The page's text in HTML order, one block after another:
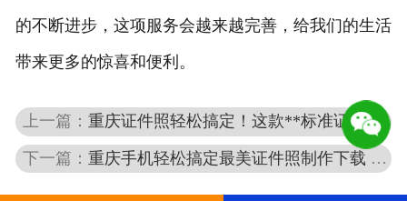
的不断进步，这项服务会越来越完善，给我们的生活
带来更多的惊喜和便利。
上一篇：重庆证件照轻松搞定！这款**标准证件照制作软件**让你告别拍照排队烦恼
下一篇：重庆手机轻松搞定最美证件照制作下载 免费修图神器让你秒变大片